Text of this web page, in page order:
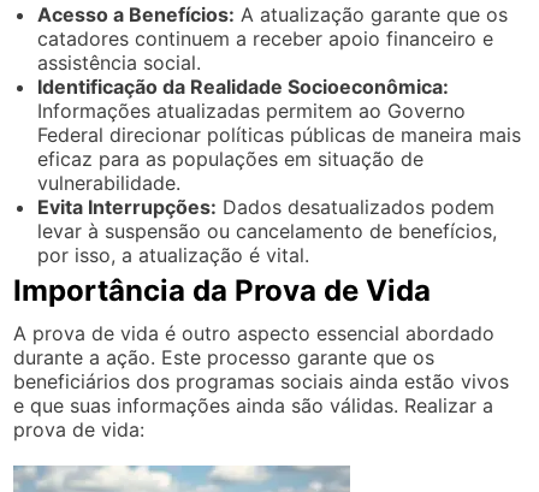
Acesso a Benefícios: A atualização garante que os
catadores continuem a receber apoio financeiro e
assistência social.
Identificação da Realidade Socioeconômica:
Informações atualizadas permitem ao Governo
Federal direcionar políticas públicas de maneira mais
eficaz para as populações em situação de
vulnerabilidade.
Evita Interrupções: Dados desatualizados podem
levar à suspensão ou cancelamento de benefícios,
por isso, a atualização é vital.
Importância da Prova de Vida
A prova de vida é outro aspecto essencial abordado
durante a ação. Este processo garante que os
beneficiários dos programas sociais ainda estão vivos
e que suas informações ainda são válidas. Realizar a
prova de vida: